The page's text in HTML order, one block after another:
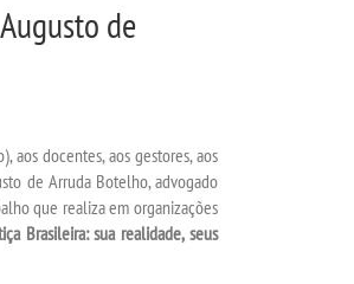
de
aos docentes, aos gestores, aos
de Arruda Botelho, advogado
que realiza em organizações
Brasileira: sua realidade, seus